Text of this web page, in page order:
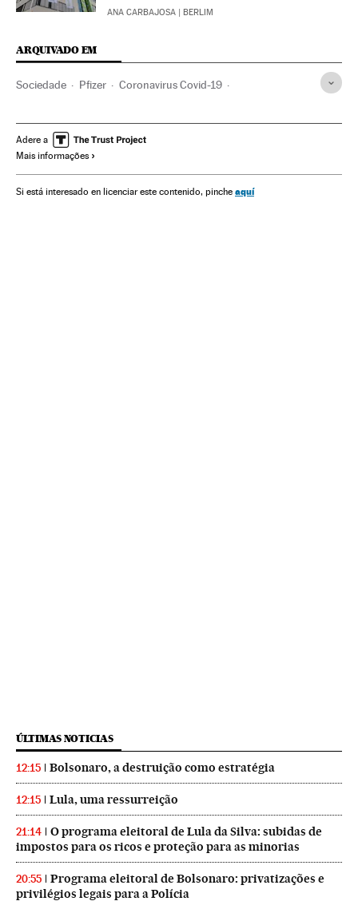
ANA CARBAJOSA | BERLIM
ARQUIVADO EM
Sociedade Pfizer Coronavirus Covid-19
Doenças respiratórias Coronavirus
Ensaios clínicos Saúde pública Pandemia
Adere a
Mais informações
Si está interesado en licenciar este contenido, pinche aquí
ÚLTIMAS NOTICIAS
12:15 Bolsonaro, a destruição como estratégia
12:15 Lula, uma ressurreição
21:14
O programa eleitoral de Lula da Silva: subidas de
impostos para os ricos e proteção para as minorias
20:55
Programa eleitoral de Bolsonaro: privatizações e
privilégios legais para a Polícia